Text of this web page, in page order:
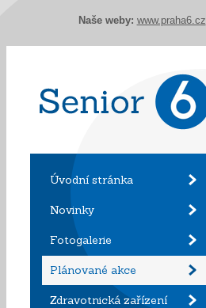
Úvodní stránka
Novinky
Fotogalerie
Plánované akce
Zdravotnická zařízení
Naše weby: www.praha6.cz